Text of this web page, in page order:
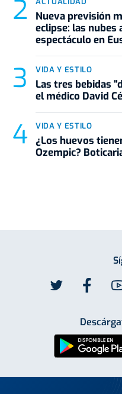
Nueva previsión
eclipse: las nubes
espectáculo en
VIDA Y ESTILO
Las tres bebidas
el médico David
VIDA Y ESTILO
¿Los huevos
Ozempic?